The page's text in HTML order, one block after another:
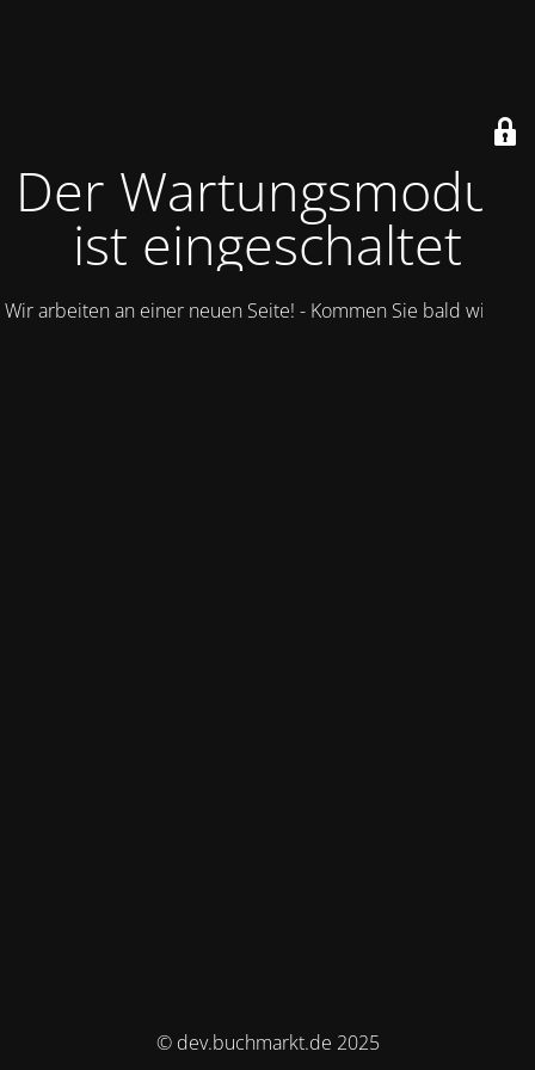
Der Wartungsmodus
ist eingeschaltet
Wir arbeiten an einer neuen Seite! - Kommen Sie bald wieder.
© dev.buchmarkt.de 2025